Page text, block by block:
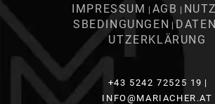
IMPRESSUM | AGB |
SBEDINGUNGEN |
UTZERKLÄRUNG
+43 5242 72525 19 |
INFO@MARIACHER.AT